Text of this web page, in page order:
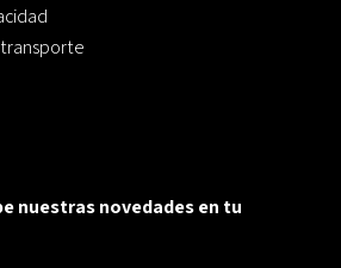
nuestras novedades en tu